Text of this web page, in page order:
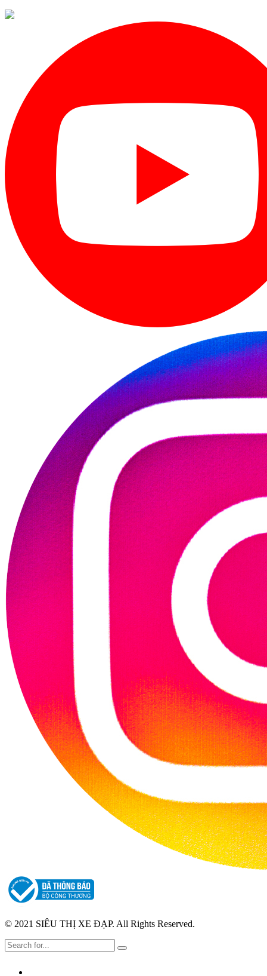
© 2021 SIÊU THỊ XE ĐẠP. All Rights Reserved.